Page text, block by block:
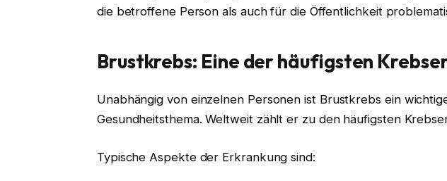
die betroffene Person als auch für die Öffentlichkeit
Brustkrebs: Eine der häufigsten
Unabhängig von einzelnen Personen ist Brustkrebs ein
Gesundheitsthema. Weltweit zählt er zu den häufigsten
Typische Aspekte der Erkrankung sind: